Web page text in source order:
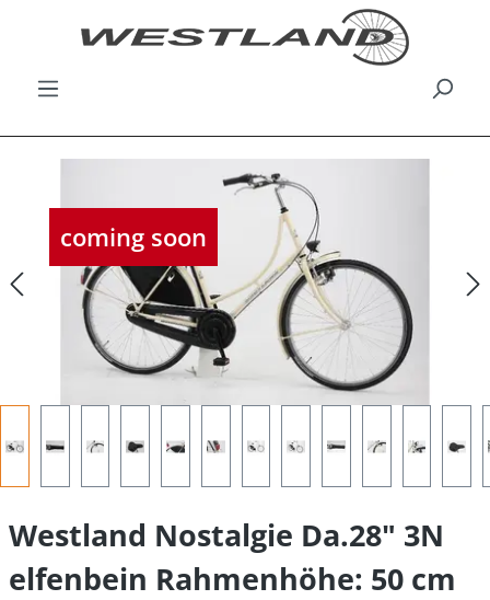
coming soon
Westland Nostalgie Da.28" 3N
elfenbein Rahmenhöhe: 50 cm